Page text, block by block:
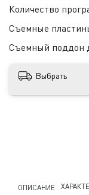
Количество
Съемные
Съемный поддон
Выбрать
ОПИСАНИЕ